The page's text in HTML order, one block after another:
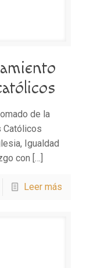
de la
Católicos
Igualdad
con […]
Leer más